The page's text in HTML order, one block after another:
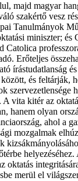
majd magyar
szakértő vesz
Tanulmányok
miniszter; és
Catolica
Erőteljes
írástudatlanság
és feltárják,
szervezetlensége
A vita kitér az
hanem olyan
ahol a
mozgalmak
helyezéséhez.
oktatás
merül el